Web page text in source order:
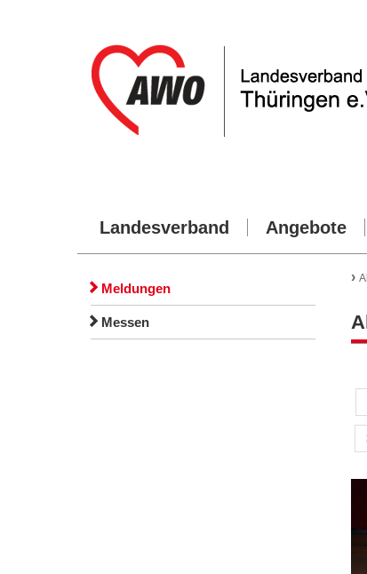
Landesverband Angebote
Meldungen
Messen
›